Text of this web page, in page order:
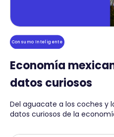
Consumo Inteligente
Economía
datos curiosos
Del aguacate a los coches y
datos curiosos de la